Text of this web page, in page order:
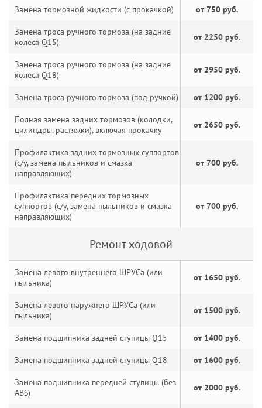
Замена тормозной жидкости (с прокачкой) от 750 руб.
Замена троса ручного тормоза (на задние
колеса Q15)
от 2250 руб.
Замена троса ручного тормоза (на задние
колеса Q18)
от 2950 руб.
Замена троса ручного тормоза (под ручкой) от 1200 руб.
Полная замена задних тормозов (колодки,
цилиндры, растяжки), включая прокачку
от 2650 руб.
Профилактика задних тормозных суппортов
(с/у, замена пыльников и смазка
направляющих)
от 700 руб.
Профилактика передних тормозных
суппортов (с/у, замена пыльников и смазка
направляющих)
от 700 руб.
Ремонт ходовой
Замена левого внутреннего ШРУСа (или
пыльника)
от 1650 руб.
Замена левого наружнего ШРУСа (или
пыльника)
от 1500 руб.
Замена подшипника задней ступицы Q15 от 1400 руб.
Замена подшипника задней ступицы Q18 от 1600 руб.
Замена подшипника передней ступицы (без
ABS)
от 2000 руб.